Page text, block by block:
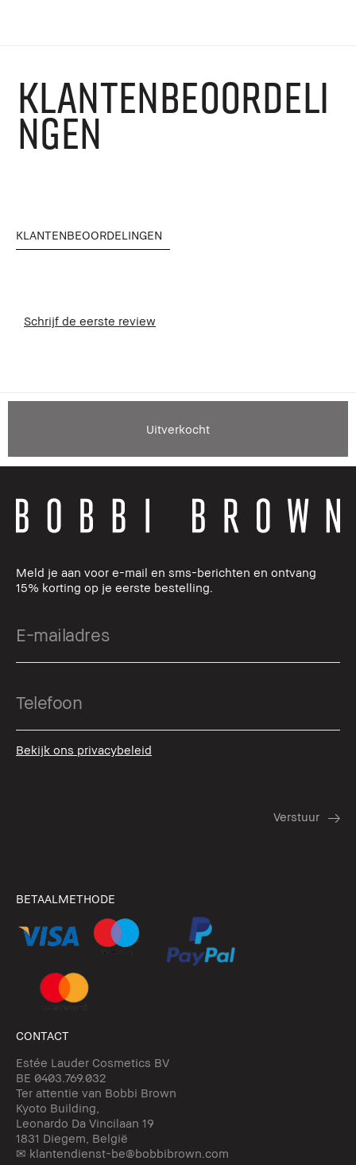
KLANTENBEOORDELI
NGEN
KLANTENBEOORDELINGEN
Schrijf de eerste review
Uitverkocht
Meld je aan voor e-mail en sms-berichten en ontvang
15% korting op je eerste bestelling.
Bekijk ons privacybeleid
BETAALMETHODE
CONTACT
Estée Lauder Cosmetics BV
BE 0403.769.032
Ter attentie van Bobbi Brown
Kyoto Building,
Leonardo Da Vincilaan 19
1831 Diegem, België
✉ klantendienst-be@bobbibrown.com